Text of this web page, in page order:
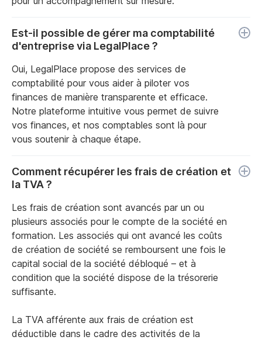
Est-il possible de gérer ma comptabilité
d'entreprise via LegalPlace ?
Oui, LegalPlace propose des services de
comptabilité pour vous aider à piloter vos
finances de manière transparente et efficace.
Notre plateforme intuitive vous permet de suivre
vos finances, et nos comptables sont là pour
vous soutenir à chaque étape.
Comment récupérer les frais de création et
la TVA ?
Les frais de création sont avancés par un ou
plusieurs associés pour le compte de la société en
formation. Les associés qui ont avancé les coûts
de création de société se remboursent une fois le
capital social de la société débloqué – et à
condition que la société dispose de la trésorerie
suffisante.
La TVA afférente aux frais de création est
déductible dans le cadre des activités de la